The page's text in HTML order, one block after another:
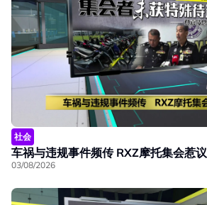
社会
车祸与违规事件频传 RXZ摩托集会惹议
03/08/2026